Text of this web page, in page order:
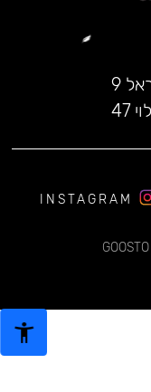
9
47
INSTAGRAM